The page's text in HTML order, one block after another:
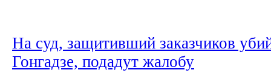
На суд, защитивший заказчиков
Гонгадзе, подадут жалобу